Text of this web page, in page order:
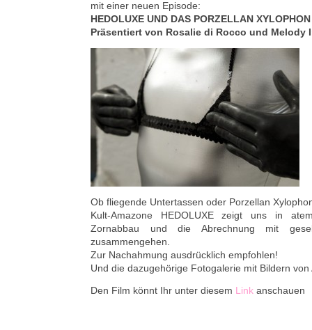
mit einer neuen Episode:
HEDOLUXE UND DAS PORZELLAN XYLOPHON
Präsentiert von Rosalie di Rocco und Melody
Ob fliegende Untertassen oder Porzellan
Kult-Amazone HEDOLUXE zeigt uns in
Zornabbau und die Abrechnung mit
zusammengehen.
Zur Nachahmung ausdrücklich empfohlen!
Und die dazugehörige Fotogalerie mit Bildern
Den Film könnt Ihr unter diesem Link anschauen